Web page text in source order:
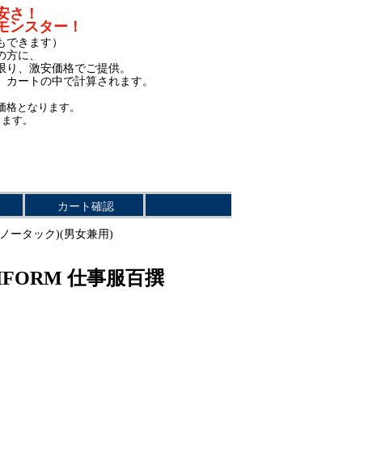
さ！
ンスター！
きます）
に、
、激安価格でご提供。
ートの中で計算されます。
となります。
す。
カート確認
ータック)(男女兼用)
仕事服百撰